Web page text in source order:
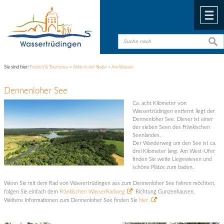
Sie sind hier: Freizeit & Tourismus >Aktiv in der Natur >Am Wasser
Dennenloher See
Ca. acht Kilometer von
Wassertrüdingen entfernt liegt der
Dennenloher See. Dieser ist einer
der sieben Seen des Fränkischen
Seenlandes.
Der Wanderweg um den See ist ca.
drei Kilometer lang. Am West-Ufer
finden Sie weite Liegewiesen und
schöne Plätze zum baden.
Wenn Sie mit dem Rad von Wassertrüdingen aus zum Dennenloher See fahren möchten,
folgen Sie einfach dem Fränkischen WasserRadweg
Richtung Gunzenhausen.
Weitere Informationen zum Dennenloher See finden Sie hier.